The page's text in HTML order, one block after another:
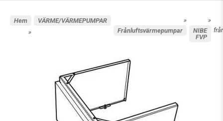
Hem
»
VÄRME/VÄRMEPUMPAR
»
Frånluftsvärmepumpar
»
NIBE
FVP